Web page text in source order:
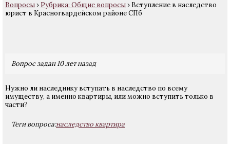
Вопросы› Рубрика: Общие вопросы› Вступление в наследство
юрист в Красногвардейском районе СПб
Вопрос задан 10 лет назад
Нужно ли наследнику вступать в наследство по всему
имуществу, а именно квартиры, или можно вступить только в
части?
Теги вопроса:наследство квартира